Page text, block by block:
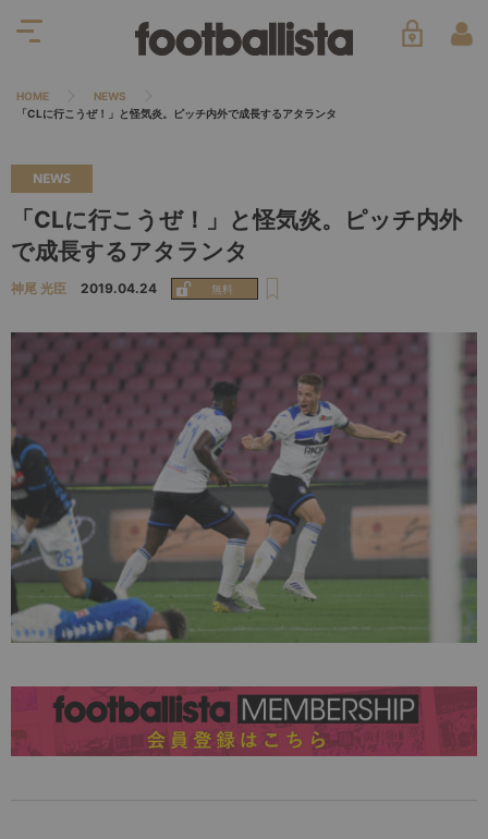
HOME
NEWS
「CLに行こうぜ！」と怪気炎。ピッチ内外で成長するアタランタ
NEWS
「CLに行こうぜ！」と怪気炎。ピッチ内外
で成長するアタランタ
神尾 光臣 2019.04.24